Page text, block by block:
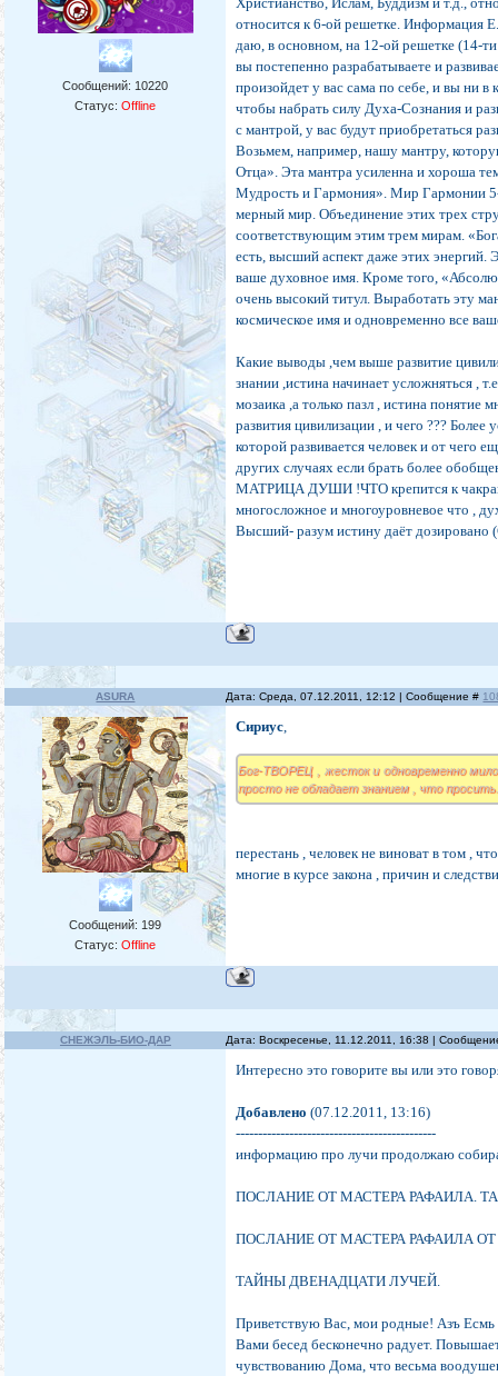
Сообщений: 10220
Статус:Offline
относится к 6-ой решетке. Информация
даю, в основном, на 12-ой решетке (14-
вы постепенно разрабатываете и
произойдет у вас сама по себе, и вы ни
чтобы набрать силу Духа-Сознания и
с мантрой, у вас будут приобретаться
Возьмем, например, нашу мантру,
Отца». Эта мантра усиленна и хороша
Мудрость и Гармония». Мир Гармонии
мерный мир. Объединение этих трех
соответствующим этим трем мирам.
есть, высший аспект даже этих
ваше духовное имя. Кроме того,
очень высокий титул. Выработать эту
космическое имя и одновременно все
Какие выводы ,чем выше развитие
знании ,истина начинает усложняться ,
мозаика ,а только пазл , истина понятие
развития цивилизации , и чего ???
которой развивается человек и от чего
других случаях если брать более
МАТРИЦА ДУШИ !ЧТО крепится к чакрам
многосложное и многоуровневое что ,
Высший- разум истину даёт дозировано
ASURA Дата: Среда, 07.12.2011, 12:12 | Сообщение #
Сообщений: 199
Статус:Offline
Сириус,
Бог-ТВОРЕЦ , жесток и одновременно
просто не обладает знанием , что
перестань , человек не виноват в том ,
многие в курсе закона , причин и
СНЕЖЭЛЬ-БИО-ДАР Дата: Воскресенье, 11.12.2011, 16:38 |
Интересно это говорите вы или это
Добавлено (07.12.2011, 13:16)
---------------------------------------------
информацию про лучи продолжаю
ПОСЛАНИЕ ОТ МАСТЕРА РАФАИЛА.
ПОСЛАНИЕ ОТ МАСТЕРА РАФАИЛА ОТ
ТАЙНЫ ДВЕНАДЦАТИ ЛУЧЕЙ.
Приветствую Вас, мои родные! Азъ
Вами бесед бесконечно радует.
чувствованию Дома, что весьма